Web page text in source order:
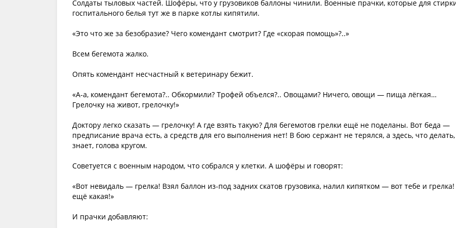
Солдаты тыловых частей. Шофёры, что у грузовиков баллоны чинили. Военные прачки, которые для
госпитального белья тут же в парке котлы кипятили.
«Это что же за безобразие? Чего комендант смотрит? Где «скорая помощь»?..»
Всем бегемота жалко.
Опять комендант несчастный к ветеринару бежит.
«А-а, комендант бегемота?.. Обкормили? Трофей объелся?.. Овощами? Ничего, овощи — пища лёгкая…
Грелочку на живот, грелочку!»
Доктору легко сказать — грелочку! А где взять такую? Для бегемотов грелки ещё не поделаны. Вот беда —
предписание врача есть, а средств для его выполнения нет! В бою сержант не терялся, а здесь, что
знает, голова кругом.
Советуется с военным народом, что собрался у клетки. А шофёры и говорят:
«Вот невидаль — грелка! Взял баллон из-под задних скатов грузовика, налил кипятком — вот тебе и
ещё какая!»
И прачки добавляют: